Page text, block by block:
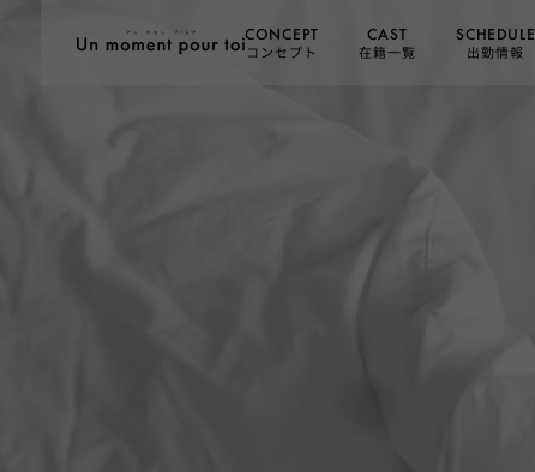
CONCEPT
コンセプト
CAST
在籍一覧
SCHEDULE
出勤情報